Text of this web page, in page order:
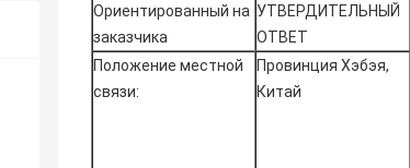
Ориентированный на
заказчика
УТВЕРДИТЕЛЬНЫЙ
ОТВЕТ
Положение местной
связи:
Провинция Хэбэя,
Китай